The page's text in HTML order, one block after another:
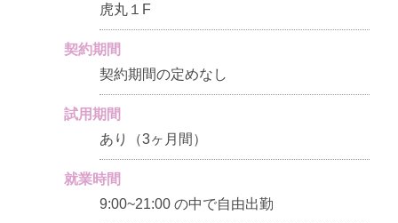
虎丸１F
契約期間
契約期間の定めなし
試用期間
あり（3ヶ月間）
就業時間
9:00~21:00 の中で自由出勤